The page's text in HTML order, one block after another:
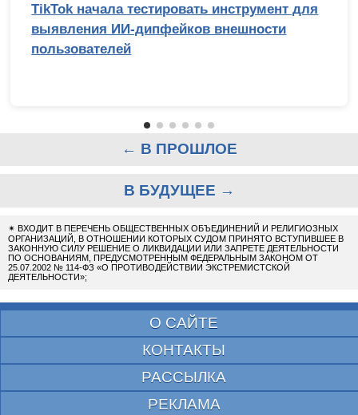
TikTok начала тестировать инструмент для
выявления ИИ-дипфейков внешности
пользователей
← В ПРОШЛОЕ
В БУДУЩЕЕ →
✴ ВХОДИТ В ПЕРЕЧЕНЬ ОБЩЕСТВЕННЫХ ОБЪЕДИНЕНИЙ И РЕЛИГИОЗНЫХ
ОРГАНИЗАЦИЙ, В ОТНОШЕНИИ КОТОРЫХ СУДОМ ПРИНЯТО ВСТУПИВШЕЕ В
ЗАКОННУЮ СИЛУ РЕШЕНИЕ О ЛИКВИДАЦИИ ИЛИ ЗАПРЕТЕ ДЕЯТЕЛЬНОСТИ
ПО ОСНОВАНИЯМ, ПРЕДУСМОТРЕННЫМ ФЕДЕРАЛЬНЫМ ЗАКОНОМ ОТ
25.07.2002 № 114-ФЗ «О ПРОТИВОДЕЙСТВИИ ЭКСТРЕМИСТСКОЙ
ДЕЯТЕЛЬНОСТИ»;
О САЙТЕ
КОНТАКТЫ
РАССЫЛКА
РЕКЛАМА